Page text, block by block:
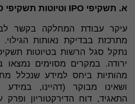
א. תשקיפי IPO וטיוטות תשקיפי IPO
מתרכזת בבדיקת נאותות
נתקל סגל הרשות בטיוטות
ירודה. במקרים מסוימים נמצאו
מהותיות ביחס למידע שנכלל
ושאינו מבוקר (דהיינו,
התאגיד, דוח הדירקטוריון ופרק